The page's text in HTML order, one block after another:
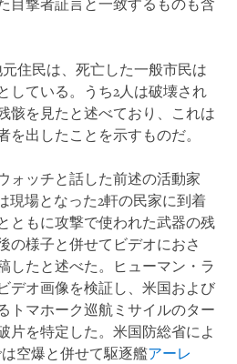
目撃者証言と一致するものも含
住民は、死亡した一般市民は
している。うち2人は破壊され
骸を見たと述べており、これは
を出したことを示すものだ。
ォッチと話した前述の活動家
現場となった2軒の民家に到着
ともに攻撃で使われた武器の残
の様子と併せてビデオにおさ
したと述べた。ヒューマン・ラ
デオ画像を検証し、米国および
トマホーク巡航ミサイルのター
片を特定した。米国防総省によ
空爆と併せて駆逐艦アーレ